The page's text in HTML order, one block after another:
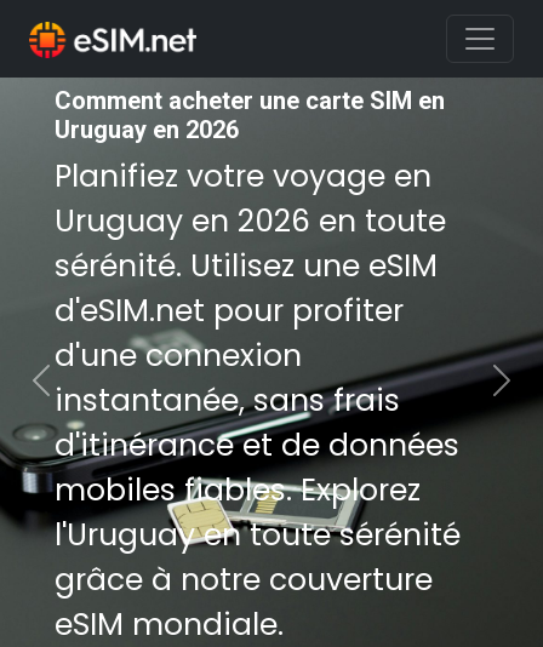
Comment acheter une carte SIM en
Uruguay en 2026
Planifiez votre voyage en
Uruguay en 2026 en toute
sérénité. Utilisez une eSIM
d'eSIM.net pour profiter
d'une connexion
instantanée, sans frais
d'itinérance et de données
mobiles fiables. Explorez
l'Uruguay en toute sérénité
grâce à notre couverture
eSIM mondiale.
Comment acheter une carte SIM en
Uruguay en 2026
Planifiez votre voyage en
Uruguay en 2026 en toute
sérénité. Utilisez une eSIM
d'eSIM.net pour profiter
d'une connexion
instantanée, sans frais
d'itinérance et de données
mobiles fiables. Explorez
l'Uruguay en toute sérénité
grâce à notre couverture
eSIM mondiale.
Previous Next